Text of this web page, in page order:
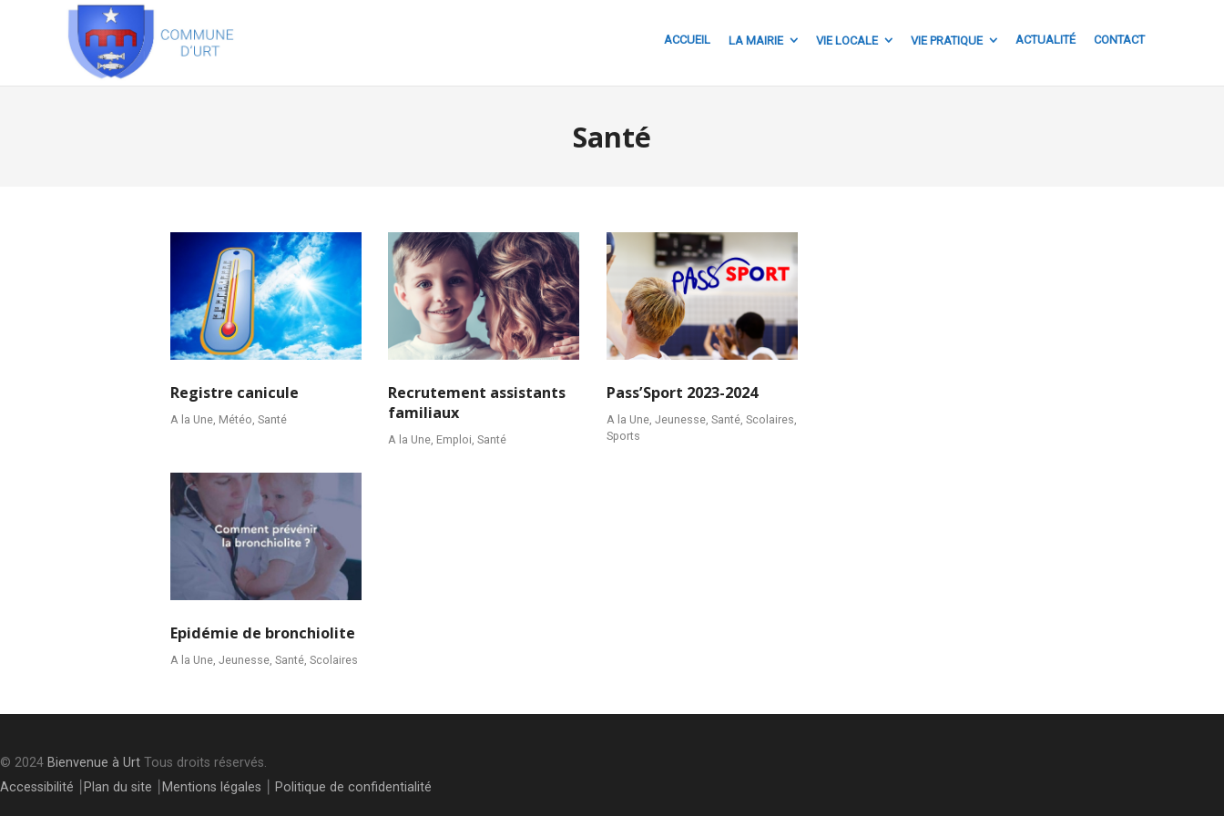
ACCUEIL LA MAIRIE VIE LOCALE VIE PRATIQUE ACTUALITÉ CONTACT
Santé
Registre canicule
A la Une Météo Santé
Recrutement assistants
familiaux
A la Une Emploi Santé
Pass’Sport 2023-2024
A la Une Jeunesse Santé Scolaires
Sports
Epidémie de bronchiolite
A la Une Jeunesse Santé Scolaires
© 2024 Bienvenue à Urt Tous droits réservés.
Accessibilité
Plan du site Mentions légales Politique de confidentialité